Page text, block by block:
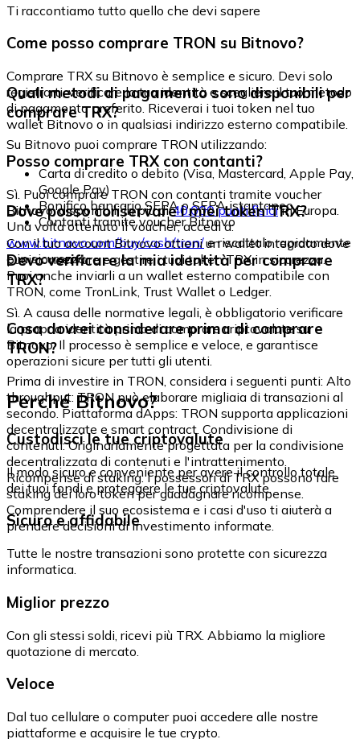
Ti raccontiamo tutto quello che devi sapere
Come posso comprare TRON su Bitnovo?
Comprare TRX su Bitnovo è semplice e sicuro. Devi solo
registrarti, verificare la tua identità e scegliere il tuo metodo
di pagamento preferito. Riceverai i tuoi token nel tuo
wallet Bitnovo o in qualsiasi indirizzo esterno compatibile.
Quali metodi di pagamento sono disponibili per
comprare TRX?
Su Bitnovo puoi comprare TRON utilizzando:
Carta di credito o debito (Visa, Mastercard, Apple Pay,
Google Pay)
Bonifico bancario SEPA o SEPA istantaneo
Contanti tramite voucher Bitnovo
Posso comprare TRX con contanti?
Sì. Puoi comprare TRON con contanti tramite voucher
Bitnovo, disponibili in più di40.000 punti fisiciin Europa.
Una volta ottenuto il voucher, accedi a:
www.bitnovo.com/buy/cash/tron/e riscattalo rapidamente
e in sicurezza.
Dove posso conservare i miei token TRX?
Con il tuo account Bitnovo ottieni un wallet integrato dove
puoi conservare e gestire i tuoi token TRX in sicurezza.
Puoi anche inviarli a un wallet esterno compatibile con
TRON, come TronLink, Trust Wallet o Ledger.
Devo verificare la mia identità per comprare
TRX?
Sì. A causa delle normative legali, è obbligatorio verificare
la propria identità prima di comprare criptovalute su
Bitnovo. Il processo è semplice e veloce, e garantisce
operazioni sicure per tutti gli utenti.
Cosa dovrei considerare prima di comprare
TRON?
Prima di investire in TRON, considera i seguenti punti: Alto
throughput: TRON può elaborare migliaia di transazioni al
secondo. Piattaforma dApps: TRON supporta applicazioni
decentralizzate e smart contract. Condivisione di
contenuti: Originariamente progettata per la condivisione
decentralizzata di contenuti e l'intrattenimento.
Ricompense di staking: I possessori di TRX possono fare
staking dei loro token per guadagnare ricompense.
Comprendere il suo ecosistema e i casi d'uso ti aiuterà a
prendere decisioni di investimento informate.
Perché Bitnovo?
Custodisci le tue criptovalute
Il modo sicuro e conveniente per avere il controllo totale
dei tuoi fondi e proteggere le tue criptovalute.
Sicuro e affidabile
Tutte le nostre transazioni sono protette con sicurezza
informatica.
Miglior prezzo
Con gli stessi soldi, ricevi più TRX. Abbiamo la migliore
quotazione di mercato.
Veloce
Dal tuo cellulare o computer puoi accedere alle nostre
piattaforme e acquisire le tue crypto.